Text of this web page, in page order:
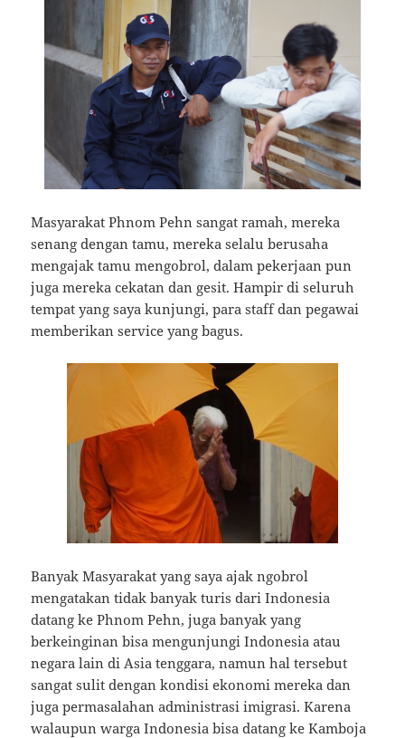
Masyarakat Phnom Pehn sangat ramah, mereka
senang dengan tamu, mereka selalu berusaha
mengajak tamu mengobrol, dalam pekerjaan pun
juga mereka cekatan dan gesit. Hampir di seluruh
tempat yang saya kunjungi, para staff dan pegawai
memberikan service yang bagus.
Banyak Masyarakat yang saya ajak ngobrol
mengatakan tidak banyak turis dari Indonesia
datang ke Phnom Pehn, juga banyak yang
berkeinginan bisa mengunjungi Indonesia atau
negara lain di Asia tenggara, namun hal tersebut
sangat sulit dengan kondisi ekonomi mereka dan
juga permasalahan administrasi imigrasi. Karena
walaupun warga Indonesia bisa datang ke Kamboja